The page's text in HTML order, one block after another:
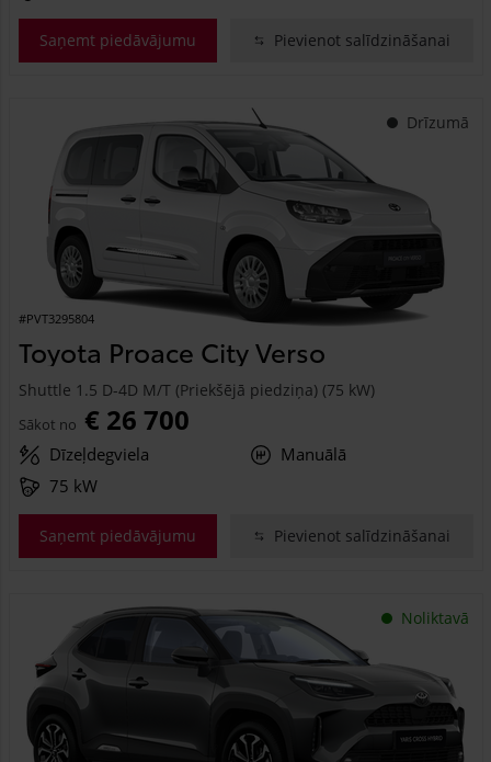
Saņemt piedāvājumu Pievienot salīdzināšanai
Drīzumā
#PVT3295804
Toyota Proace City Verso
Shuttle 1.5 D-4D M/T (Priekšējā piedziņa) (75 kW)
Sākot no € 26 700
Dīzeļdegviela
Manuālā
75 kW
Saņemt piedāvājumu Pievienot salīdzināšanai
Noliktavā